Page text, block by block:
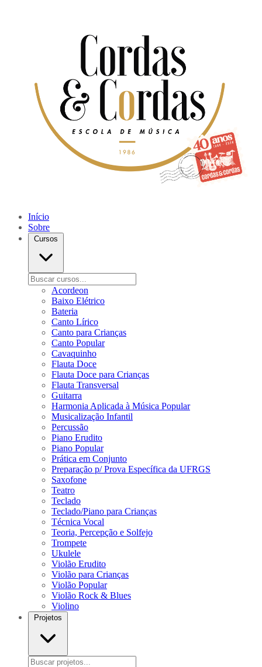
Início
Sobre
Cursos
Acordeon
Baixo Elétrico
Bateria
Canto Lírico
Canto para Crianças
Canto Popular
Cavaquinho
Flauta Doce
Flauta Doce para Crianças
Flauta Transversal
Guitarra
Harmonia Aplicada à Música Popular
Musicalização Infantil
Percussão
Piano Erudito
Piano Popular
Prática em Conjunto
Preparação p/ Prova Específica da UFRGS
Saxofone
Teatro
Teclado
Teclado/Piano para Crianças
Técnica Vocal
Teoria, Percepção e Solfejo
Trompete
Ukulele
Violão Erudito
Violão para Crianças
Violão Popular
Violão Rock & Blues
Violino
Projetos